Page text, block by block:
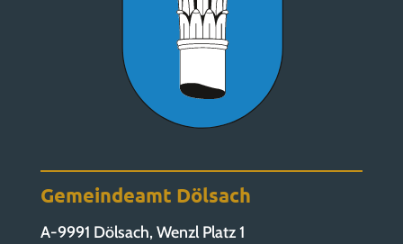
Gemeindeamt Dölsach
A-9991 Dölsach, Wenzl Platz 1